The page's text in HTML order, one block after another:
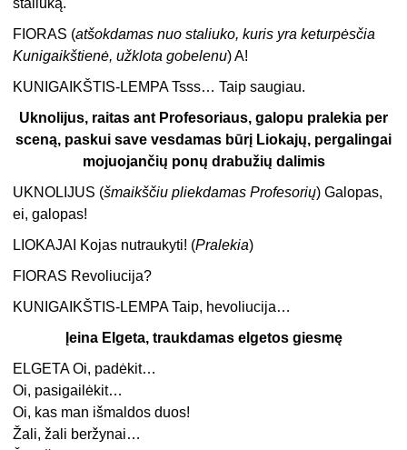
FIORAS (atšokdamas nuo staliuko, kuris yra keturpėsčia
Kunigaikštienė, užklota gobelenu) A!
KUNIGAIKŠTIS-LEMPA Tsss… Taip saugiau.
Uknolijus, raitas ant Profesoriaus, galopu pralekia per
sceną, paskui save vesdamas būrį Liokajų, pergalingai
mojuojančių ponų drabužių dalimis
UKNOLIJUS (šmaikščiu pliekdamas Profesorių) Galopas,
ei, galopas!
LIOKAJAI Kojas nutraukyti! (Pralekia)
FIORAS Revoliucija?
KUNIGAIKŠTIS-LEMPA Taip, hevoliucija…
Įeina Elgeta, traukdamas elgetos giesmę
ELGETA Oi, padėkit…
Oi, pasigailėkit…
Oi, kas man išmaldos duos!
Žali, žali beržynai…